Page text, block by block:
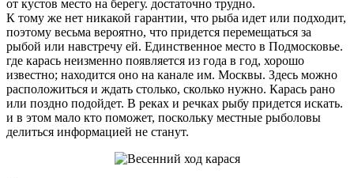
от кустов место на берегу. достаточно трудно.
К тому же нет никакой гарантии, что рыба идет или подходит,
поэтому весьма вероятно, что придется перемещаться за
рыбой или навстречу ей. Единственное место в Подмосковье.
где карась неизменно появляется из года в год, хорошо
известно; находится оно на канале им. Москвы. Здесь можно
расположиться и ждать столько, сколько нужно. Карась рано
или поздно подойдет. В реках и речках рыбу придется искать.
и в этом мало кто поможет, поскольку местные рыболовы
делиться информацией не станут.